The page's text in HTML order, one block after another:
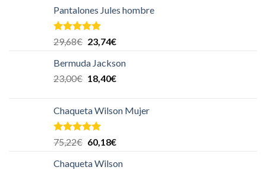
Pantalones Jules hombre
Valorado en
5.00
29,68€ 23,74€
Bermuda Jackson
23,00€ 18,40€
Chaqueta Wilson Mujer
Valorado en
5.00
75,22€ 60,18€
Chaqueta Wilson